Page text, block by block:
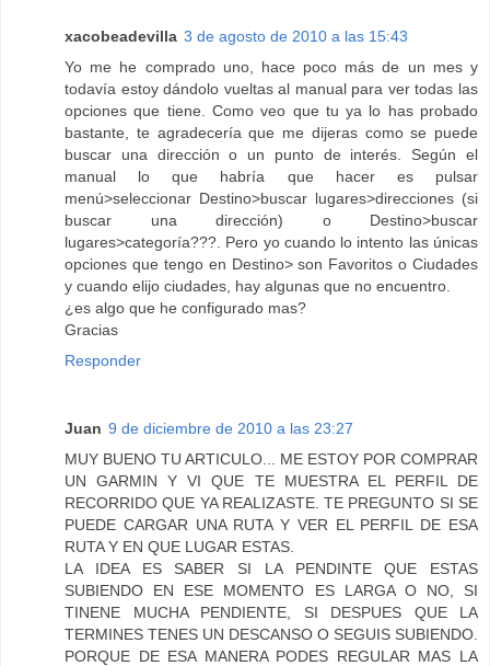
xacobeadevilla 3 de agosto de 2010 a las 15:43
Yo me he comprado uno, hace poco más de un mes y
todavía estoy dándolo vueltas al manual para ver todas las
opciones que tiene. Como veo que tu ya lo has probado
bastante, te agradecería que me dijeras como se puede
buscar una dirección o un punto de interés. Según el
manual lo que habría que hacer es pulsar
menú>seleccionar Destino>buscar lugares>direcciones (si
buscar una dirección) o Destino>buscar
lugares>categoría???. Pero yo cuando lo intento las únicas
opciones que tengo en Destino> son Favoritos o Ciudades
y cuando elijo ciudades, hay algunas que no encuentro.
¿es algo que he configurado mas?
Gracias
Responder
Juan 9 de diciembre de 2010 a las 23:27
MUY BUENO TU ARTICULO... ME ESTOY POR COMPRAR
UN GARMIN Y VI QUE TE MUESTRA EL PERFIL DE
RECORRIDO QUE YA REALIZASTE. TE PREGUNTO SI SE
PUEDE CARGAR UNA RUTA Y VER EL PERFIL DE ESA
RUTA Y EN QUE LUGAR ESTAS.
LA IDEA ES SABER SI LA PENDINTE QUE ESTAS
SUBIENDO EN ESE MOMENTO ES LARGA O NO, SI
TINENE MUCHA PENDIENTE, SI DESPUES QUE LA
TERMINES TENES UN DESCANSO O SEGUIS SUBIENDO.
PORQUE DE ESA MANERA PODES REGULAR MAS LA